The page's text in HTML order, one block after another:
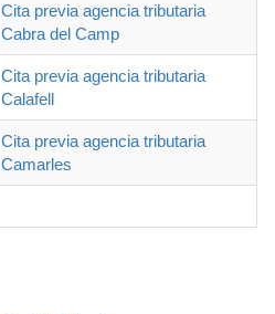
Cita previa agencia tributaria
Cabra del Camp
Cita previa agencia tributaria
Calafell
Cita previa agencia tributaria
Camarles